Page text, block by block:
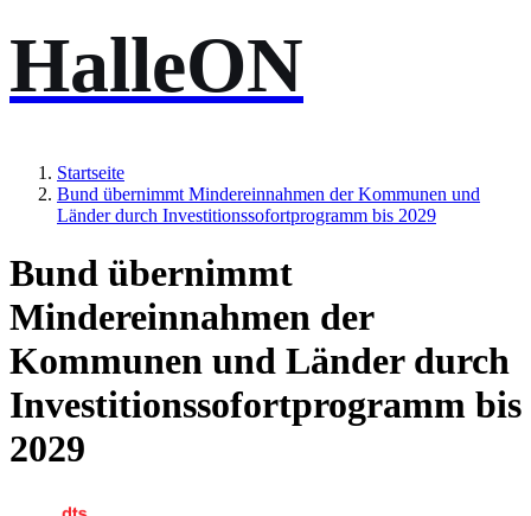
HalleON
Startseite
Bund übernimmt Mindereinnahmen der Kommunen und
Länder durch Investitionssofortprogramm bis 2029
Bund übernimmt
Mindereinnahmen der
Kommunen und Länder durch
Investitionssofortprogramm bis
2029